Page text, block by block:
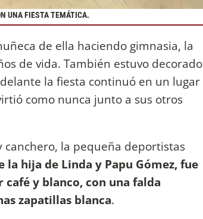
UNA FIESTA TEMÁTICA.
de ella haciendo gimnasia, la
de vida. También estuvo decorado
la fiesta continuó en un lugar
como nunca junto a sus otros
la pequeña deportistas
la hija de Linda y Papu Gómez, fue
y blanco, con una falda
zapatillas blanca.